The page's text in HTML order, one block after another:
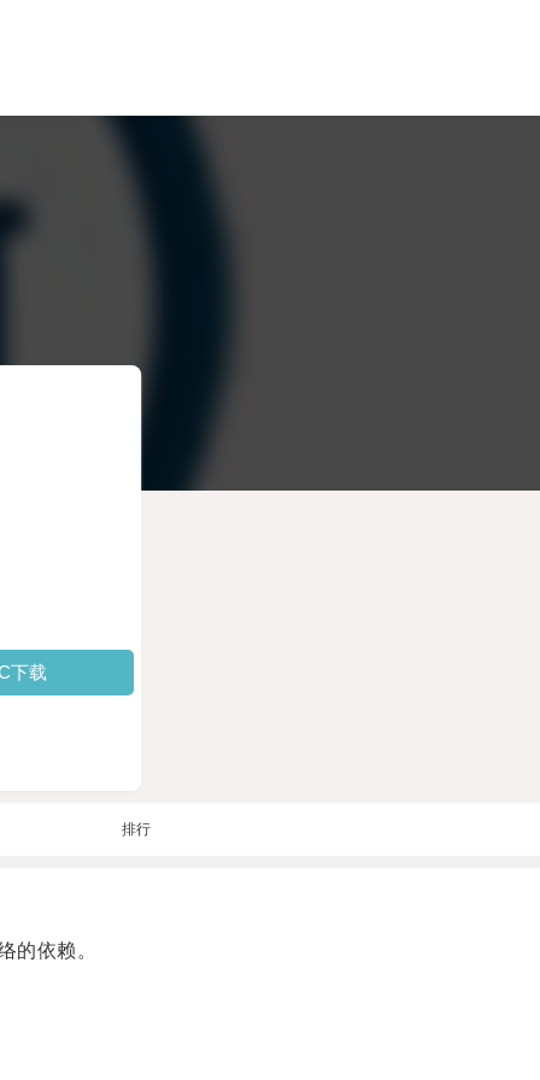
下载
排行
依赖。